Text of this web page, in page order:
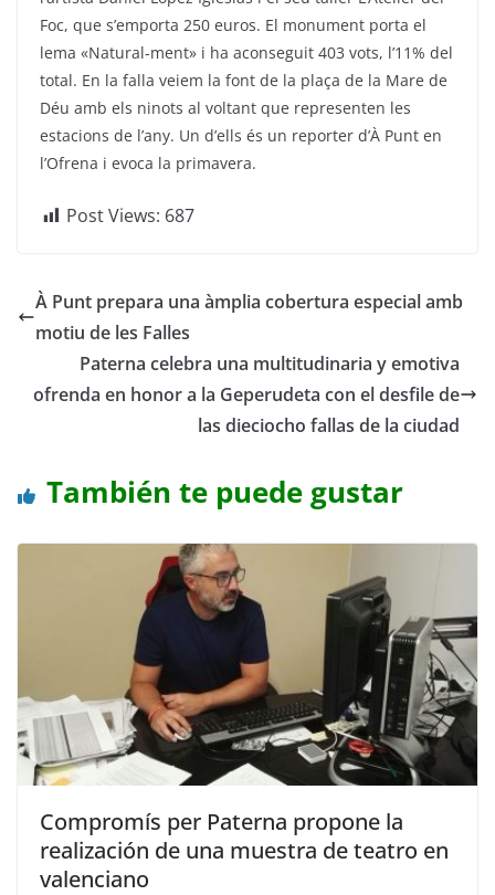
Foc, que s’emporta 250 euros. El monument porta el
lema «Natural-ment» i ha aconseguit 403 vots, l’11% del
total. En la falla veiem la font de la plaça de la Mare de
Déu amb els ninots al voltant que representen les
estacions de l’any. Un d’ells és un reporter d’À Punt en
l’Ofrena i evoca la primavera.
Post Views: 687
À Punt prepara una àmplia cobertura especial amb
motiu de les Falles
Paterna celebra una multitudinaria y emotiva
ofrenda en honor a la Geperudeta con el desfile de
las dieciocho fallas de la ciudad
También te puede gustar
Compromís per Paterna propone la
realización de una muestra de teatro en
valenciano